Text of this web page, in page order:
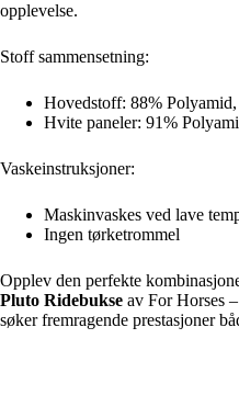
opplevelse.
Stoff sammensetning:
Hovedstoff: 88% Polyamid,
Hvite paneler: 91%
Vaskeinstruksjoner:
Maskinvaskes ved lave
Ingen tørketrommel
Opplev den perfekte
Pluto Ridebukse av For Horses
søker fremragende prestasjoner